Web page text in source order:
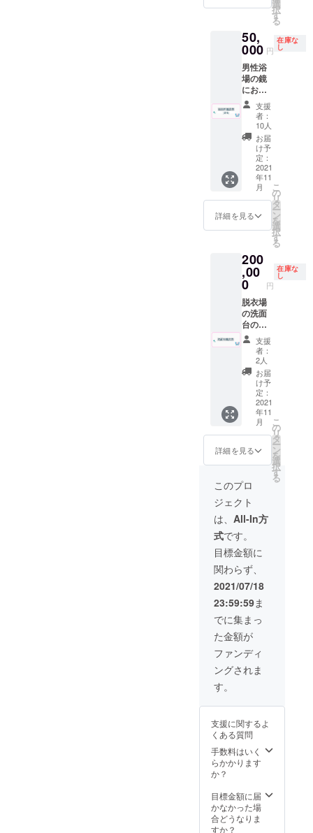
ねま
あれば
そちら
に伺い
ます。
【注
意】こ
ちらの
リター
ンは事
前協議
が必要
になり
ます。
CAMPF
IRE内の
DMへお
問い合
わせの
の方の
みご購
入いた
だけま
す。 内
容に
よって
は請求
書や領
収証の
発行が
可能で
す。 ※
事前
メール
無しで
行った
場合
入後に
協議と
異なる
内容に
しまっ
た場合
のご返
金を承
る事は
システ
ム上で
きませ
んの
で、代
替案に
させて
頂きま
※先着順
で2021
年8月〜
10月末
までの
木曜日
か土曜
日のい
ずれか
になり
ます。
※１度に
男女合
わせて
上限14
名まで
の入場
（水着
着用も
含む）
はでき
ませ
ん。 ※
公序良
俗に反
する内
容はお
受け出
来かね
ます
【注
意】こ
ちらの
リター
ンは事
になり
CAMPF
IRE内の
DMへお
問い合
わせの
上、協
議済み
の方の
入いた
だけま
す。 内
容に
よって
は請求
書や領
可能で
す。 ※
事前
メール
無しで
支援を
や、購
入後に
協議と
13時〜
貸切で
サウナ
付きの
入浴が
できま
す。 お
好きな
喫茶ド
リンク
一人１
杯付き
となり
ます。
※ドリン
クはア
ルコー
ルも可
酒類の
販売が
可能の
場合）
但し未
成年の
方はソ
フトド
リンク
のみの
ご注文
に限り
ます。
※先着順
で2021
年8月〜
10月末
までの
日のい
ずれか
になり
ます。
※１度に
男女合
わせて
上限14
名まで
の入場
となり
ます。
※混浴
（水着
着用も
含む）
はでき
ませ
俗に反
する内
容はお
受け出
来かね
ます
ちらの
リター
ンは事
選
択
す
る
50,
000 円
在庫な
し
男性浴
場の鏡
にお好
きな広
告を入
れる権
利で
す。 企
業、お
店、個
人の活
（YouT
ubeや
SNS）
の宣伝
いくだ
さい。
初回
サービ
スとし
て、契
約期間
は取り
付けか
ら１年
間のと
ころ２
年間と
なりま
す。 鏡
サイズ
W４５
５×H３
３５
で、広
告ス
ペース
がW３
７０×H
７０と
なりま
す。 ※
ご希望
の内容
でお受
けでき
ないこ
ともご
ざいま
す。 ※
取り付
ける場
所(席)は
ダムに
せて頂
きま
す。 ※
取り付
けは11
予定し
ていま
す。 ※
公序良
支援
者：
10人
お届
け予
定：
2021
年11
月
詳細を見る
こ
の
リ
タ
ー
ン
を
選
択
す
る
200
,00
0 円
在庫な
し
脱衣場
の洗面
台の大
きな鏡
（１
枚）に
お好き
な広告
を入れ
る権利
です。
企業、
お店、
個人の
活動
（YouT
ubeや
SNS）
の宣伝
にお使
いくだ
さい。
初回
サービ
スとし
て、契
約期間
は取り
付けか
ら５年
となり
ます。
洗面台
鏡鏡サ
９×H９
で、広
告ス
ペース
がW９
５０×H
となり
ます。
※ご希望
の内容
支援
者：
2人
お届
け予
定：
2021
年11
月
詳細を見る
こ
の
リ
タ
ー
ン
を
選
択
す
る
このプロ
ジェクト
は、 All-In方
式です。
目標金額に
関わらず、
2021/07/18
23:59:59ま
でに集まっ
た金額が
ファンディ
ングされま
す。
支援に関するよ
くある質問
手数料はいく
らかかります
か？
目標金額に届
かなかった場
合どうなりま
すか？